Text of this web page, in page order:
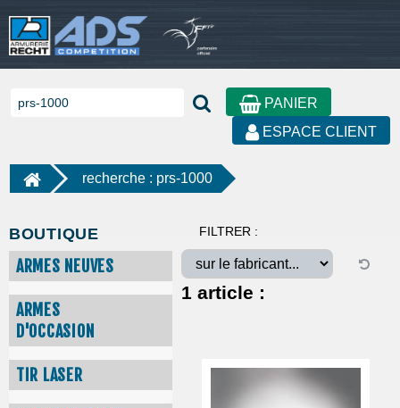
PANIER
ESPACE CLIENT
recherche : prs-1000
BOUTIQUE
ARMES NEUVES
ARMES
D'OCCASION
TIR LASER
FILTRER :
1 article :